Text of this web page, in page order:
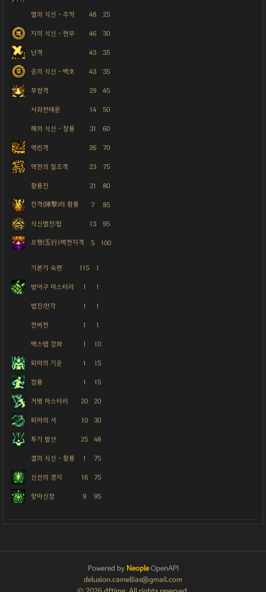
열의 식신 - 주작 48 25
지의 식신 - 현무 46 30
난격 43 35
공의 식신 - 백호 43 35
무쌍격 29 45
사좌천태문 14 50
해의 식신 - 창룡 31 60
역린격 26 70
역전의 칠조격 23 75
황룡진 21 80
진격(陣擊)의 황룡 7 85
식신멸진:합 13 95
오행(五行):벽천지격 5 100
기본기 숙련 115 1
방어구 마스터리 1 1
법진:만각 1 1
컨버전 1 1
백스텝 강화 1 10
퇴마의 기운 1 15
잠룡 1 15
거병 마스터리 20 20
퇴마의 서 10 30
투기 발산 25 48
결의 식신 - 황룡 1 75
신선의 경지 16 75
항마신장 9 95
Powered by NeopleOpenAPI
delusion.camellias@gmail.com